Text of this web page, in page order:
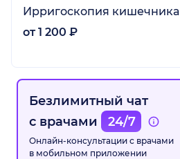
Ирригоскопия кишечника
от 1 200 ₽
Безлимитный чат
с врачами
24/7
Онлайн-консультации с врачами
в мобильном приложении